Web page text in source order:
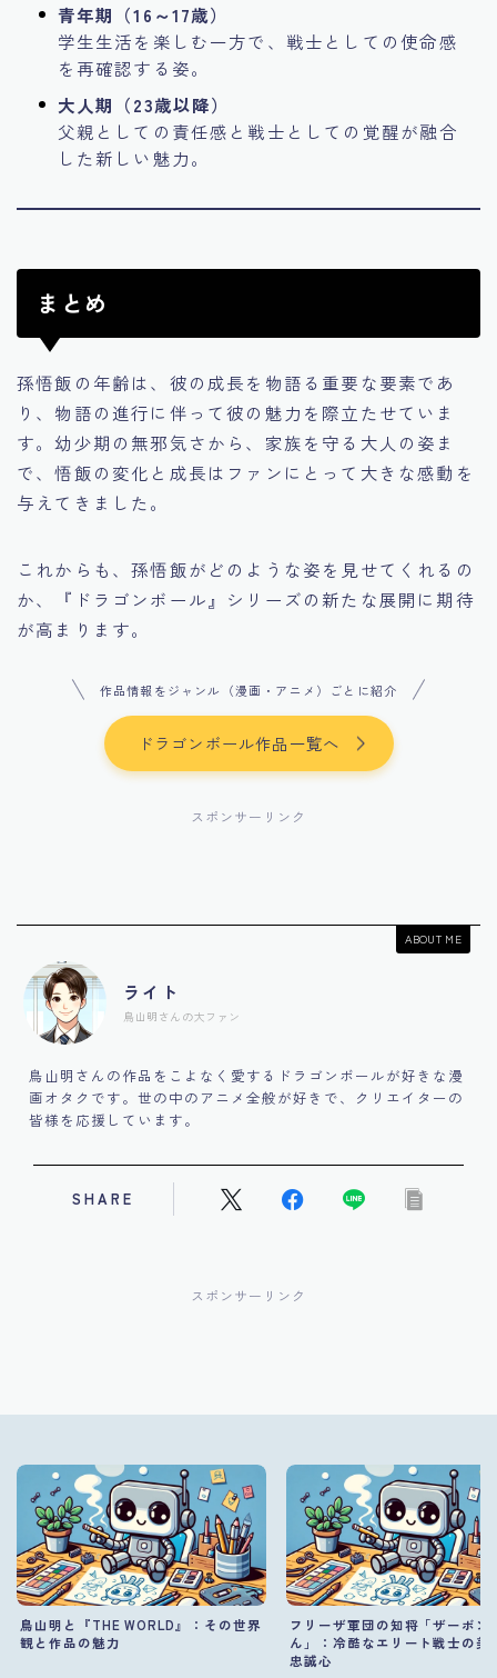
青年期（16～17歳）
学生生活を楽しむ一方で、戦士としての使命感
を再確認する姿。
大人期（23歳以降）
父親としての責任感と戦士としての覚醒が融合
した新しい魅力。
まとめ
孫悟飯の年齢は、彼の成長を物語る重要な要素であ
り、物語の進行に伴って彼の魅力を際立たせていま
す。幼少期の無邪気さから、家族を守る大人の姿ま
で、悟飯の変化と成長はファンにとって大きな感動を
与えてきました。
これからも、孫悟飯がどのような姿を見せてくれるの
か、『ドラゴンボール』シリーズの新たな展開に期待
が高まります。
作品情報をジャンル（漫画・アニメ）ごとに紹介
ドラゴンボール作品一覧へ
スポンサーリンク
ABOUT ME
ライト
鳥山明さんの大ファン
鳥山明さんの作品をこよなく愛するドラゴンボールが好きな漫
画オタクです。世の中のアニメ全般が好きで、クリエイターの
皆様を応援しています。
SHARE
スポンサーリンク
鳥山明と『THE WORLD』：その世界
観と作品の魅力
フリーザ軍団の知将「ザーボン
ん」：冷酷なエリート戦士の美
忠誠心